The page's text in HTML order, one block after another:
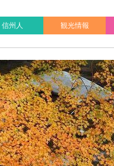
信州人
観光情報